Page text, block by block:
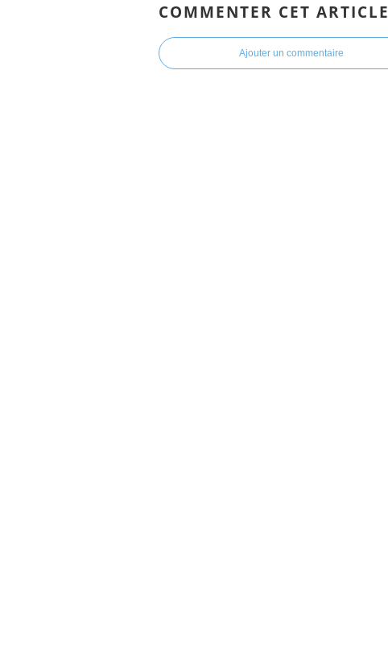
COMMENTER CET ARTICLE
Ajouter un commentaire